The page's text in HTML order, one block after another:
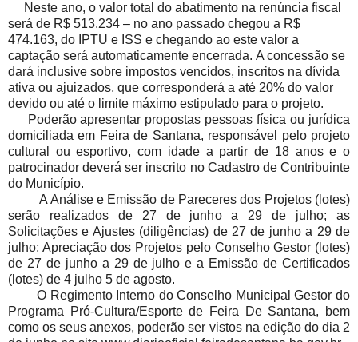
Neste ano, o valor total do abatimento na renúncia fiscal
será de R$ 513.234 – no ano passado chegou a R$
474.163, do IPTU e ISS e chegando ao este valor a
captação será automaticamente encerrada. A concessão se
dará inclusive sobre impostos vencidos, inscritos na dívida
ativa ou ajuizados, que corresponderá a até 20% do valor
devido ou até o limite máximo estipulado para o projeto.
Poderão apresentar propostas pessoas física ou jurídica
domiciliada em Feira de Santana, responsável pelo projeto
cultural ou esportivo, com idade a partir de 18 anos e o
patrocinador deverá ser inscrito no Cadastro de Contribuinte
do Município.
A Análise e Emissão de Pareceres dos Projetos (lotes)
serão realizados de 27 de junho a 29 de julho; as
Solicitações e Ajustes (diligências) de 27 de junho a 29 de
julho; Apreciação dos Projetos pelo Conselho Gestor (lotes)
de 27 de junho a 29 de julho e a Emissão de Certificados
(lotes) de 4 julho 5 de agosto.
O Regimento Interno do Conselho Municipal Gestor do
Programa Pró-Cultura/Esporte de Feira De Santana, bem
como os seus anexos, poderão ser vistos na edição do dia 2